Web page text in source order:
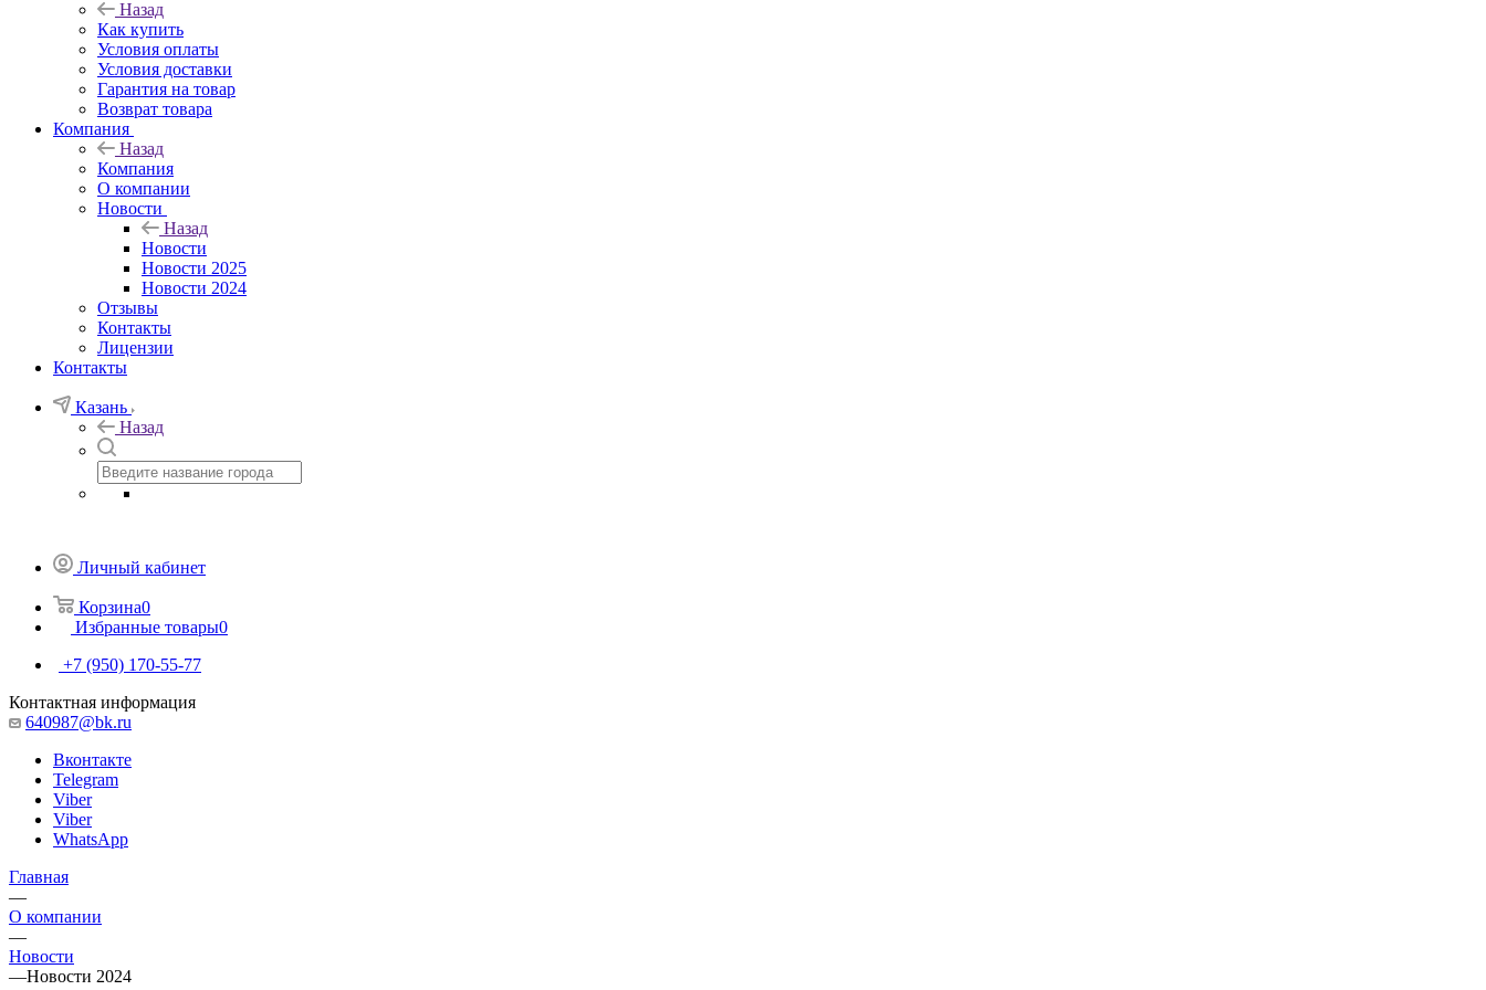
Назад
Как купить
Условия оплаты
Условия доставки
Гарантия на товар
Возврат товара
Компания
Назад
Компания
О компании
Новости
Назад
Новости
Новости 2025
Новости 2024
Отзывы
Контакты
Лицензии
Контакты
Казань
Назад
Личный кабинет
Корзина0
Избранные товары0
+7 (950) 170-55-77
Контактная информация
640987@bk.ru
Вконтакте
Telegram
Viber
Viber
WhatsApp
Главная
—
О компании
—
Новости
—Новости 2024